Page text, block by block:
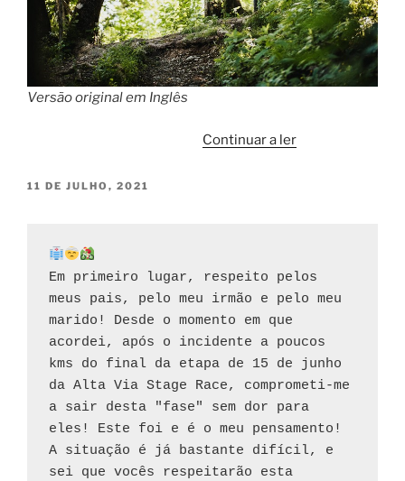
Versão original em Inglês
Continuar a ler
PUBLICADO
11 DE JULHO, 2021
Em primeiro lugar, respeito pelos
meus pais, pelo meu irmão e pelo meu
marido! Desde o momento em que
acordei, após o incidente a poucos
kms do final da etapa de 15 de junho
da Alta Via Stage Race, comprometi-me
a sair desta "fase" sem dor para
eles! Este foi e é o meu pensamento!
A situação é já bastante difícil, e
sei que vocês respeitarão esta